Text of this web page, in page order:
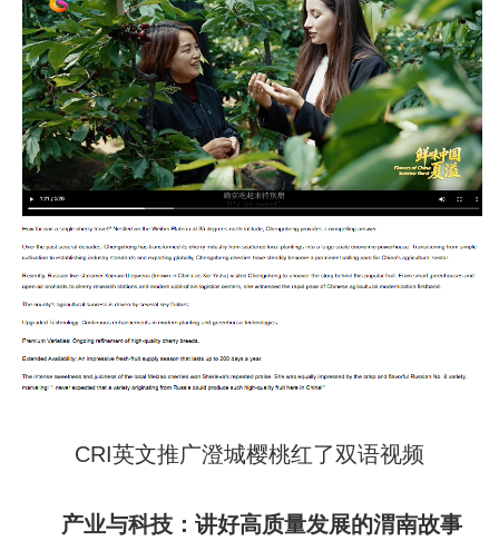
CRI英文推广澄城樱桃红了双语视频
产业与科技：讲好高质量发展的渭南故事